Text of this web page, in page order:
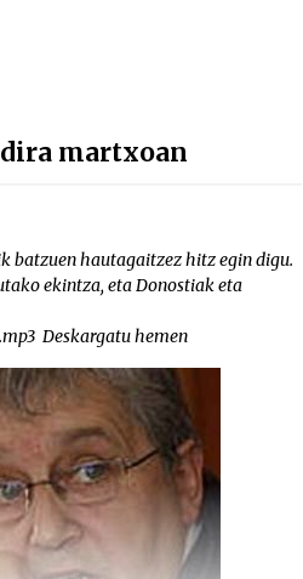
martxoan
batzuen hautagaitzez hitz egin digu.
ekintza, eta Donostiak eta
Deskargatu hemen